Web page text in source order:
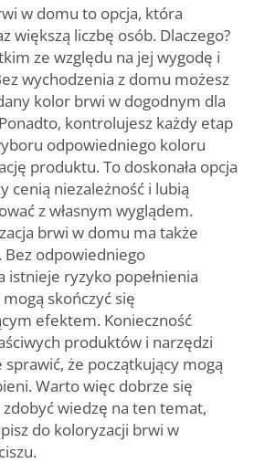
w domu to opcja, która
większą liczbę osób. Dlaczego?
ze względu na jej wygodę i
wychodzenia z domu możesz
kolor brwi w dogodnym dla
kontrolujesz każdy etap
odpowiedniego koloru
produktu. To doskonała opcja
cenią niezależność i lubią
z własnym wyglądem.
brwi w domu ma także
Bez odpowiedniego
istnieje ryzyko popełnienia
skończyć się
efektem. Konieczność
produktów i narzędzi
że początkujący mogą
Warto więc dobrze się
wiedzę na ten temat,
do koloryzacji brwi w